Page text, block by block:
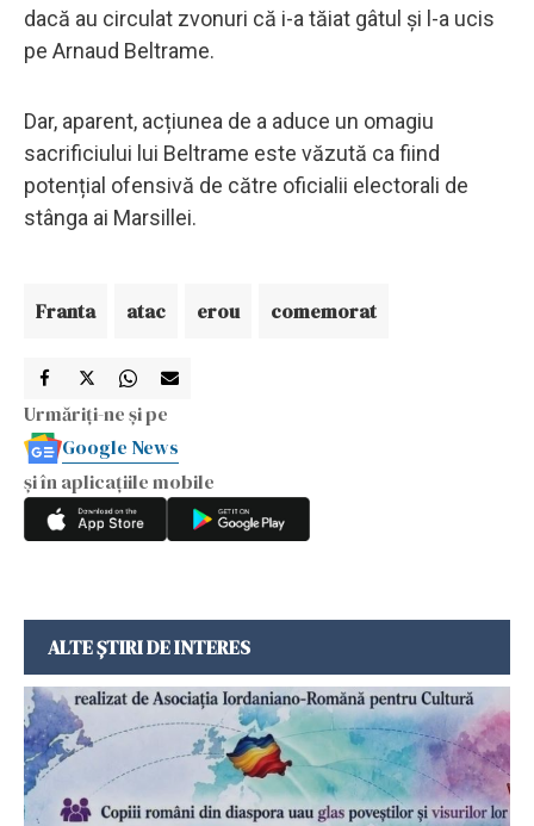
dacă au circulat zvonuri că i-a tăiat gâtul și l-a ucis
pe Arnaud Beltrame.
Dar, aparent, acțiunea de a aduce un omagiu
sacrificiului lui Beltrame este văzută ca fiind
potențial ofensivă de către oficialii electorali de
stânga ai Marsillei.
Franta atac erou comemorat
Urmăriți-ne și pe
Google News
și în aplicațiile mobile
ALTE ȘTIRI DE INTERES